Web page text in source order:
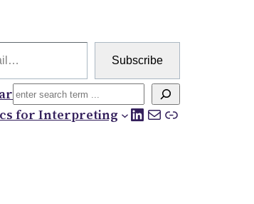
Subscribe
Search
for Interpreting LinkedIn
Mail
Link